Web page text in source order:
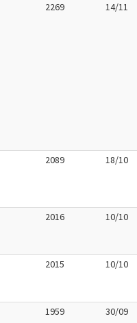
2269 14/11
2089 18/10
2016 10/10
2015 10/10
1959 30/09